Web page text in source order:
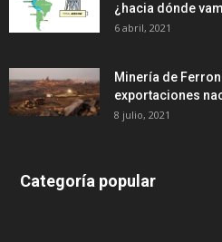
¿hacia dónde
6 abril, 2021
Minería de
exportaciones
8 julio, 2021
Categoría popular